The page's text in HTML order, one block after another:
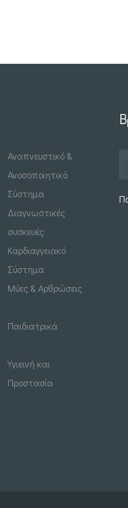
Αναπνευστικό &
Ανοσοποιητικό
Σύστημα
Διαγνωστικές
συσκευές
Καρδιαγγειακό
Σύστημα
Μύες & Αρθρώσεις
Παιδιατρικά
Υγιεινή και
Προστασία